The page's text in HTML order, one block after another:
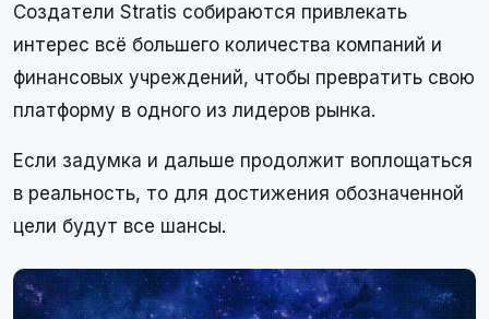
Создатели Stratis собираются привлекать
интерес всё большего количества компаний и
финансовых учреждений, чтобы превратить свою
платформу в одного из лидеров рынка.
Если задумка и дальше продолжит воплощаться
в реальность, то для достижения обозначенной
цели будут все шансы.